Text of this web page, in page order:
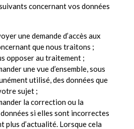
concernant vos données
une demande d’accès aux
que nous traitons ;
opposer au traitement ;
une vue d’ensemble, sous
utilisé, des données que
sujet ;
la correction ou la
si elles sont incorrectes
plus d’actualité. Lorsque cela